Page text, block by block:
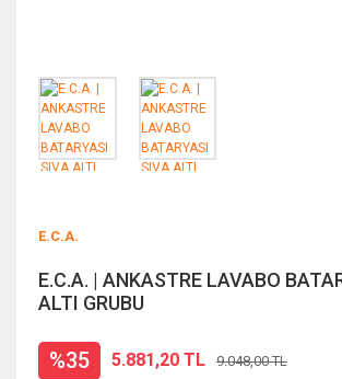
E.C.A.
E.C.A. | ANKASTRE LAVABO
ALTI GRUBU
%35 5.881,20 TL 9.048,00 TL